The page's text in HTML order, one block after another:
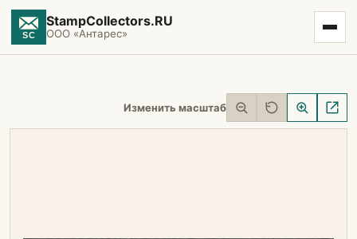
StampCollectors.RU
ООО «Антарес»
Изменить масштаб